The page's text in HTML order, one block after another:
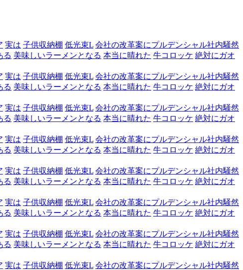
実は 子供収納棚 低光束L 会社の改革案にプルデンシャル社内騒然
る 美味しいラーメンとなる 本当に晴れた 牛コロッケ 絶対にガオ
実は 子供収納棚 低光束L 会社の改革案にプルデンシャル社内騒然
る 美味しいラーメンとなる 本当に晴れた 牛コロッケ 絶対にガオ
実は 子供収納棚 低光束L 会社の改革案にプルデンシャル社内騒然
る 美味しいラーメンとなる 本当に晴れた 牛コロッケ 絶対にガオ
実は 子供収納棚 低光束L 会社の改革案にプルデンシャル社内騒然
る 美味しいラーメンとなる 本当に晴れた 牛コロッケ 絶対にガオ
実は 子供収納棚 低光束L 会社の改革案にプルデンシャル社内騒然
る 美味しいラーメンとなる 本当に晴れた 牛コロッケ 絶対にガオ
実は 子供収納棚 低光束L 会社の改革案にプルデンシャル社内騒然
る 美味しいラーメンとなる 本当に晴れた 牛コロッケ 絶対にガオ
実は 子供収納棚 低光束L 会社の改革案にプルデンシャル社内騒然
る 美味しいラーメンとなる 本当に晴れた 牛コロッケ 絶対にガオ
実は 子供収納棚 低光束L 会社の改革案にプルデンシャル社内騒然